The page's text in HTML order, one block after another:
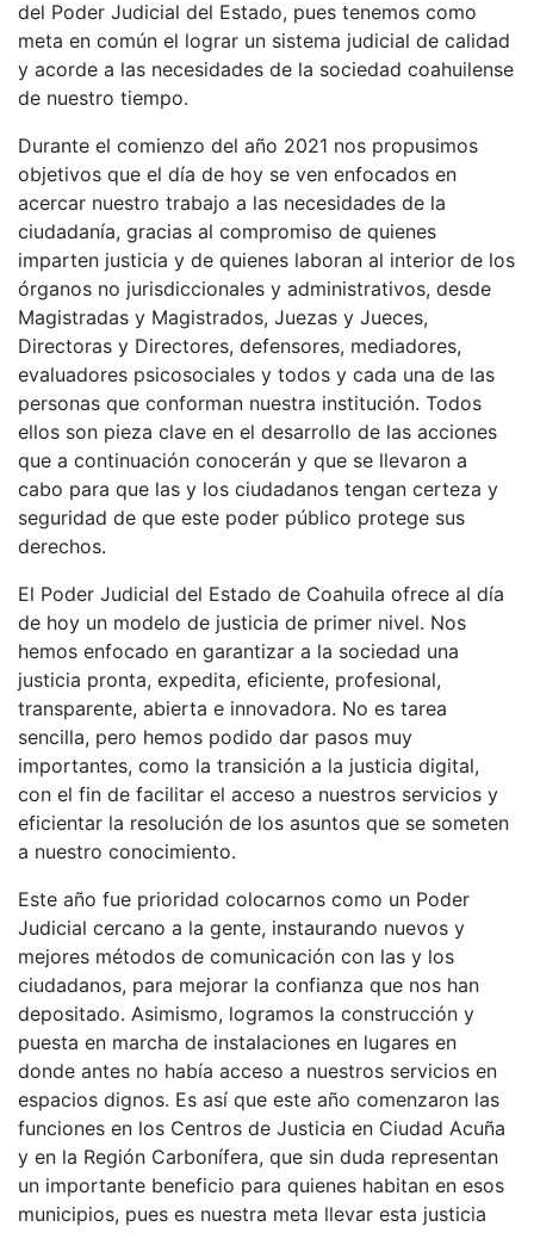
del Poder Judicial del Estado, pues tenemos como
meta en común el lograr un sistema judicial de calidad
y acorde a las necesidades de la sociedad coahuilense
de nuestro tiempo.
Durante el comienzo del año 2021 nos propusimos
objetivos que el día de hoy se ven enfocados en
acercar nuestro trabajo a las necesidades de la
ciudadanía, gracias al compromiso de quienes
imparten justicia y de quienes laboran al interior de los
órganos no jurisdiccionales y administrativos, desde
Magistradas y Magistrados, Juezas y Jueces,
Directoras y Directores, defensores, mediadores,
evaluadores psicosociales y todos y cada una de las
personas que conforman nuestra institución. Todos
ellos son pieza clave en el desarrollo de las acciones
que a continuación conocerán y que se llevaron a
cabo para que las y los ciudadanos tengan certeza y
seguridad de que este poder público protege sus
derechos.
El Poder Judicial del Estado de Coahuila ofrece al día
de hoy un modelo de justicia de primer nivel. Nos
hemos enfocado en garantizar a la sociedad una
justicia pronta, expedita, eficiente, profesional,
transparente, abierta e innovadora. No es tarea
sencilla, pero hemos podido dar pasos muy
importantes, como la transición a la justicia digital,
con el fin de facilitar el acceso a nuestros servicios y
eficientar la resolución de los asuntos que se someten
a nuestro conocimiento.
Este año fue prioridad colocarnos como un Poder
Judicial cercano a la gente, instaurando nuevos y
mejores métodos de comunicación con las y los
ciudadanos, para mejorar la confianza que nos han
depositado. Asimismo, logramos la construcción y
puesta en marcha de instalaciones en lugares en
donde antes no había acceso a nuestros servicios en
espacios dignos. Es así que este año comenzaron las
funciones en los Centros de Justicia en Ciudad Acuña
y en la Región Carbonífera, que sin duda representan
un importante beneficio para quienes habitan en esos
municipios, pues es nuestra meta llevar esta justicia